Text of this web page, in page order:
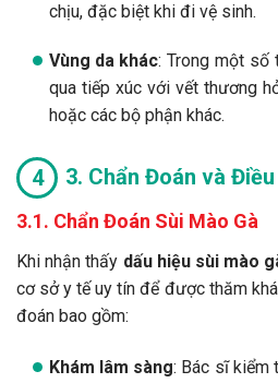
chịu, đặc biệt khi đi vệ sinh.
Vùng da khác: Trong một số
qua tiếp xúc với vết thương
hoặc các bộ phận khác.
3. Chẩn Đoán và
3.1. Chẩn Đoán Sùi Mào Gà
Khi nhận thấy dấu hiệu sùi mào
cơ sở y tế uy tín để được thăm
đoán bao gồm:
Khám lâm sàng: Bác sĩ kiểm